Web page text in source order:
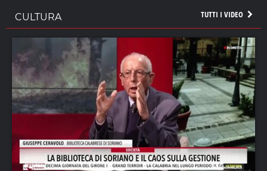
TUTTI I VIDEO
CULTURA